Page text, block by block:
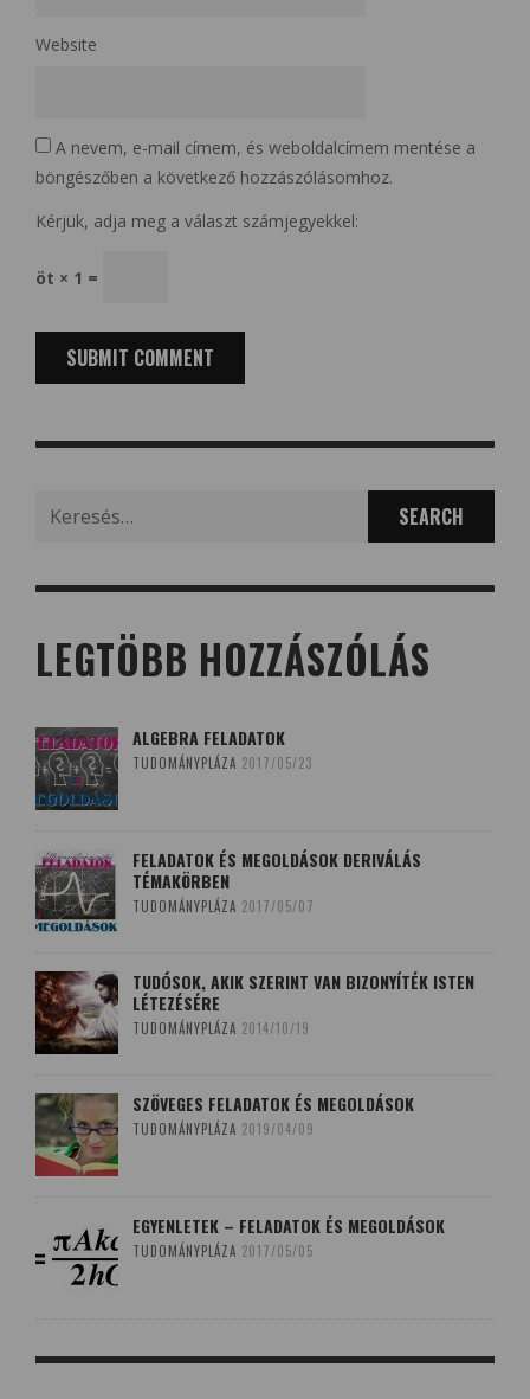
Website
A nevem, e-mail címem, és weboldalcímem mentése a
böngészőben a következő hozzászólásomhoz.
Kérjük, adja meg a választ számjegyekkel:
öt × 1 =
for:
LEGTÖBB HOZZÁSZÓLÁS
ALGEBRA FELADATOK
TUDOMÁNYPLÁZA 2017/05/23
FELADATOK ÉS MEGOLDÁSOK DERIVÁLÁS
TÉMAKÖRBEN
TUDOMÁNYPLÁZA 2017/05/07
TUDÓSOK, AKIK SZERINT VAN BIZONYÍTÉK ISTEN
LÉTEZÉSÉRE
TUDOMÁNYPLÁZA 2014/10/19
SZÖVEGES FELADATOK ÉS MEGOLDÁSOK
TUDOMÁNYPLÁZA 2019/04/09
EGYENLETEK – FELADATOK ÉS MEGOLDÁSOK
TUDOMÁNYPLÁZA 2017/05/05